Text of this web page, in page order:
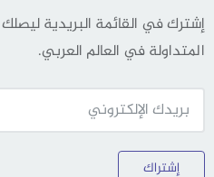
إشترك في القائمة البريدية
المتداولة في العالم العربي.
إشتراك